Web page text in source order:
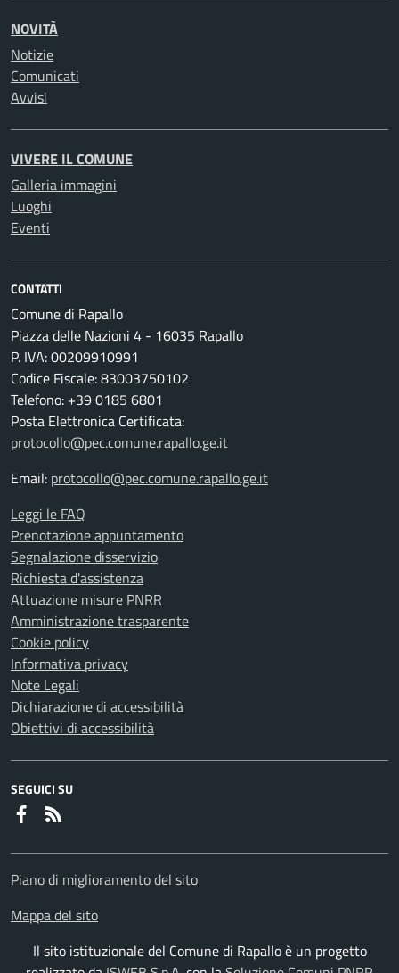
NOVITÀ
Notizie
Comunicati
Avvisi
VIVERE IL COMUNE
Galleria immagini
Luoghi
Eventi
CONTATTI
Comune di Rapallo
Piazza delle Nazioni 4 - 16035 Rapallo
P. IVA: 00209910991
Codice Fiscale: 83003750102
Telefono: +39 0185 6801
Posta Elettronica Certificata:
protocollo@pec.comune.rapallo.ge.it
Email: protocollo@pec.comune.rapallo.ge.it
Leggi le FAQ
Prenotazione appuntamento
Segnalazione disservizio
Richiesta d'assistenza
Attuazione misure PNRR
Amministrazione trasparente
Cookie policy
Informativa privacy
Note Legali
Dichiarazione di accessibilità
Obiettivi di accessibilità
SEGUICI SU
Faceboook
Piano di miglioramento del sito
Mappa del sito
Il sito istituzionale del Comune di Rapallo è un progetto